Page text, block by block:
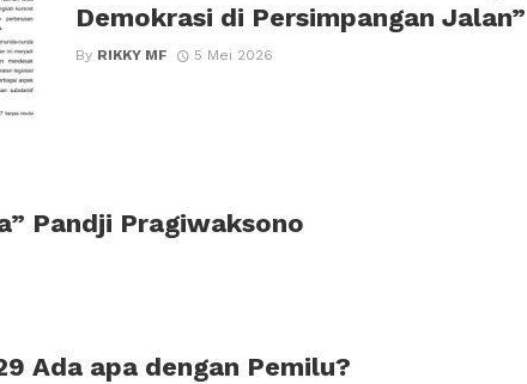
Demokrasi di Persimpangan Jalan”
By RIKKY MF 5 Mei 2026
Pandji Pragiwaksono
Ada apa dengan Pemilu?